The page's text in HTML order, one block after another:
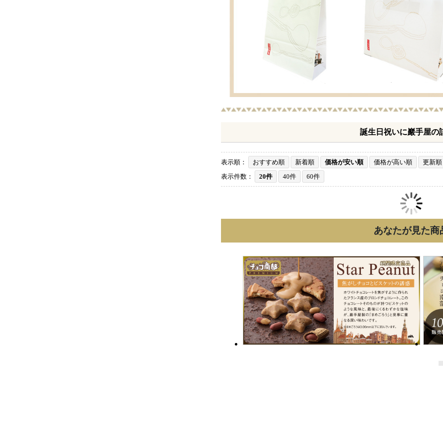
誕生日祝いに巖手屋の
表示順： おすすめ順 新着順 価格が安い順 価格が高い順
更新順
表示件数：
20件 40件 60件
あなたが見た商